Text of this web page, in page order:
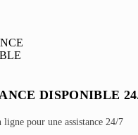
DISPONIBLE
ligne pour une assistance 24/7